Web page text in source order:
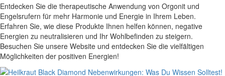
Entdecken Sie die therapeutische Anwendung von Orgonit und
Engelsrufern für mehr Harmonie und Energie in Ihrem Leben.
Erfahren Sie, wie diese Produkte Ihnen helfen können, negative
Energien zu neutralisieren und Ihr Wohlbefinden zu steigern.
Besuchen Sie unsere Website und entdecken Sie die vielfältigen
Möglichkeiten der positiven Energien!